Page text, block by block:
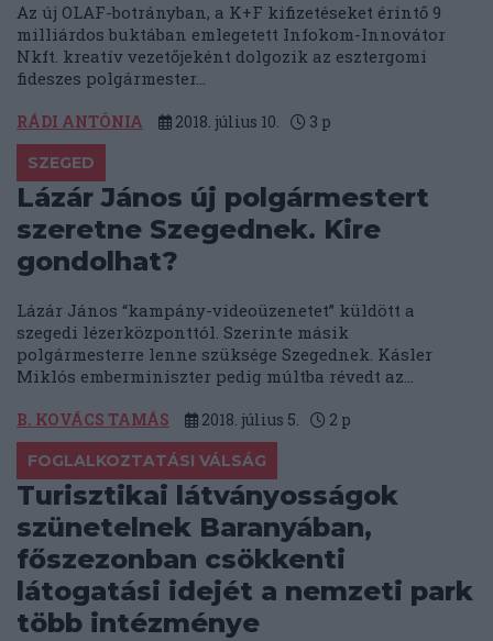
Az új OLAF-botrányban, a K+F kifizetéseket érintő 9
milliárdos buktában emlegetett Infokom-Innovátor
Nkft. kreatív vezetőjeként dolgozik az esztergomi
fideszes polgármester...
RÁDI ANTÓNIA 2018. július 10. 3 p
SZEGED
Lázár János új polgármestert
szeretne Szegednek. Kire
gondolhat?
Lázár János “kampány-videoüzenetet” küldött a
szegedi lézerközponttól. Szerinte másik
polgármesterre lenne szüksége Szegednek. Kásler
Miklós emberminiszter pedig múltba révedt az...
B. KOVÁCS TAMÁS 2018. július 5. 2 p
FOGLALKOZTATÁSI VÁLSÁG
Turisztikai látványosságok
szünetelnek Baranyában,
főszezonban csökkenti
látogatási idejét a nemzeti park
több intézménye